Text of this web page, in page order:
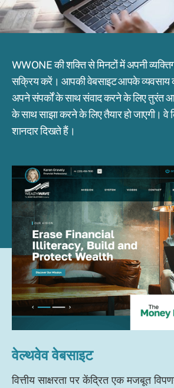
WWONE की शक्ति से मिनटों में अपनी
सक्रिय करें। आपकी वेबसाइट आपके व्यवसाय
अपने संपर्कों के साथ संवाद करने के लिए तुरंत
के साथ साझा करने के लिए तैयार हो जाएगी। वे
शानदार दिखते हैं।
वेल्थवेव वेबसाइट
वित्तीय साक्षरता पर केंद्रित एक मजबूत